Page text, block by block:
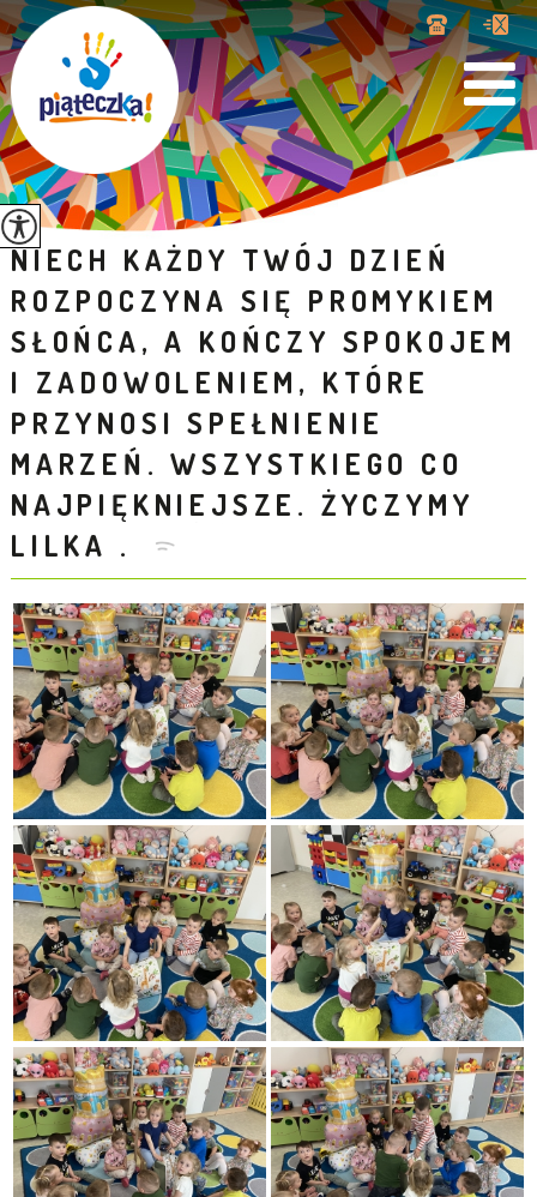
NIECH KAŻDY TWÓJ DZIEŃ
ROZPOCZYNA SIĘ PROMYKIEM
SŁOŃCA, A KOŃCZY SPOKOJEM
I ZADOWOLENIEM, KTÓRE
PRZYNOSI SPEŁNIENIE
MARZEŃ. WSZYSTKIEGO CO
NAJPIĘKNIEJSZE. ŻYCZYMY
LILKA .